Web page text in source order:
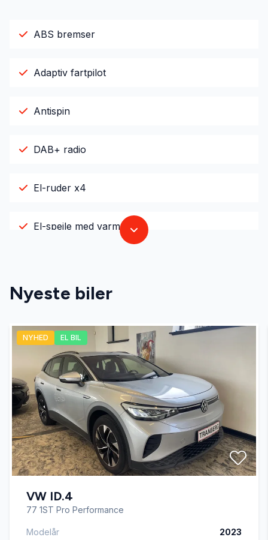
ABS bremser
Adaptiv fartpilot
Antispin
DAB+ radio
El-ruder x4
El-spejle med varme
Fuldautomatisk klimaanlæg
Kørecomputer
LED kørelys
Læderrat
Parkeringssensor bagved
Parkeringssensor foran
Sædevarme
Nyeste biler
NYHED EL BIL
VW ID.4
77 1ST Pro Performance
Modelår 2023